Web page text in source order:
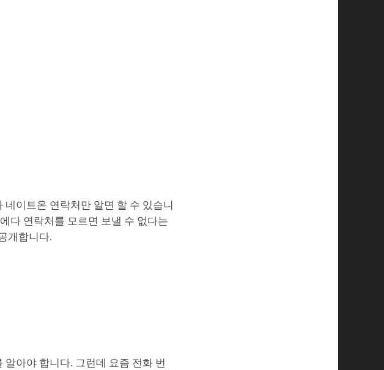
이트온 연락처만 알면 할 수 있습니
다 연락처를 모르면 보낼 수 없다는
개합니다.
아야 합니다. 그런데 요즘 전화 번